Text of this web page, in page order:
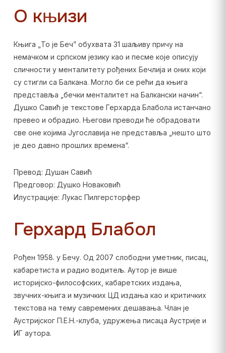
О књизи
Књига „То је Беч” обухвата 31 шаљиву причу на
немачком и српском језику као и песме које описују
сличности у менталитету рођених Бечлија и оних који
су стигли са Балкана. Могло би се рећи да књига
представља „бечки менталитет на Балкански начин“.
Душко Савић је текстове Герхарда Блабола истанчано
превео и обрадио. Његови преводи ће обрадовати
све оне којима Југославија не представља „нешто што
је део давно прошлих времена“.
Превод: Душан Савић
Предговор: Душко Новаковић
Илустрације: Лукас Пилгерсторфер
Герхард Блабол
Рођен 1958. у Бечу. Од 2007 слободни уметник, писац,
кабаретиста и радио водитељ. Аутор је више
историјско-философских, кабаретских издања,
звучних-књига и музичких ЦД издања као и критичких
текстова на тему савремених дешавања. Члан је
Аустријског П.Е.Н.-клуба, удружења писаца Аустрије и
ИГ аутора.